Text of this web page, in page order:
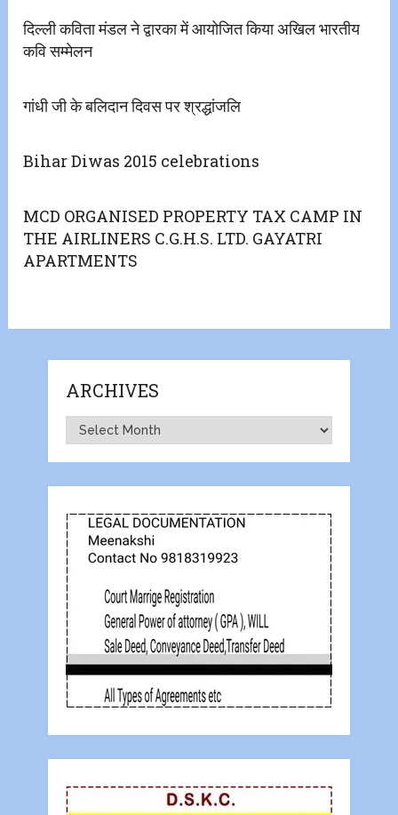
दिल्ली कविता मंडल ने द्वारका में आयोजित किया अखिल भारतीय
कवि सम्मेलन
गांधी जी के बलिदान दिवस पर श्रद्धांजलि
Bihar Diwas 2015 celebrations
MCD ORGANISED PROPERTY TAX CAMP IN
THE AIRLINERS C.G.H.S. LTD. GAYATRI
APARTMENTS
ARCHIVES
Archives